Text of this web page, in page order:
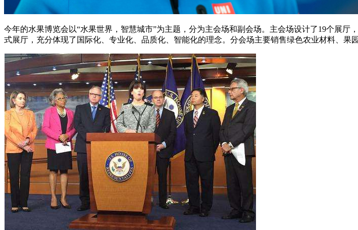
今年的水果博览会以“水果世界，智慧城市”为主题，分为主会场和副会场。主会场设计了19个展
式展厅，充分体现了国际化、专业化、品质化、智能化的理念。分会场主要销售绿色农业材料、果